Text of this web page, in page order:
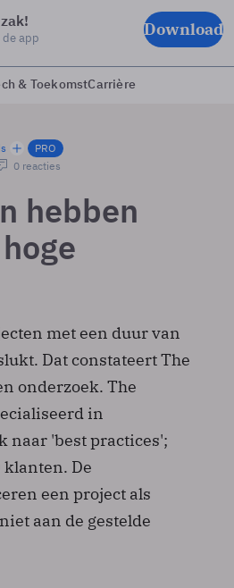
app Download
& ToekomstCarrière
PRO
0 reacties
hebben
met een duur van
Dat constateert The
onderzoek. The
in
naar 'best practices';
De
een project als
aan de gestelde